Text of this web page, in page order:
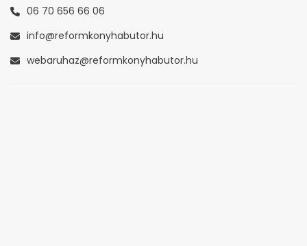
06 70 656 66 06
info@reformkonyhabutor.hu
webaruhaz@reformkonyhabutor.hu